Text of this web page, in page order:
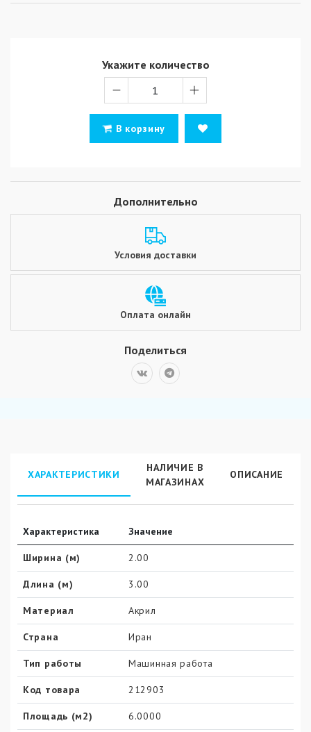
Укажите количество
В корзину
Дополнительно
Условия доставки
Оплата онлайн
Поделиться
ХАРАКТЕРИСТИКИ
НАЛИЧИЕ В
МАГАЗИНАХ
ОПИСАНИЕ
Характеристика Значение
Ширина (м) 2.00
Длина (м) 3.00
Материал Акрил
Страна Иран
Тип работы Машинная работа
Код товара 212903
Площадь (м2) 6.0000